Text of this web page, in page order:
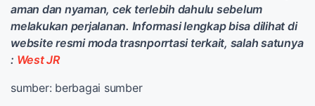
aman dan nyaman, cek terlebih dahulu sebelum
melakukan perjalanan. Informasi lengkap bisa dilihat di
website resmi moda trasnporrtasi terkait, salah satunya
: West JR
sumber: berbagai sumber